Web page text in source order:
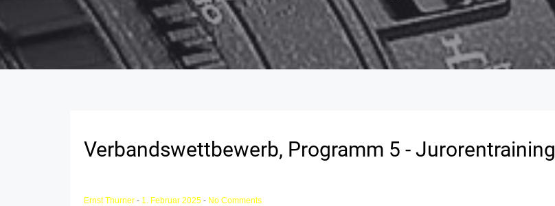
Verbandswettbewerb, Programm 5 - Jurorentraining
Ernst Thurner - 1. Februar 2025 - No Comments